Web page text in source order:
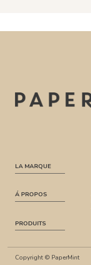
LA MARQUE
Á PROPOS
PRODUITS
Copyright © PaperMint